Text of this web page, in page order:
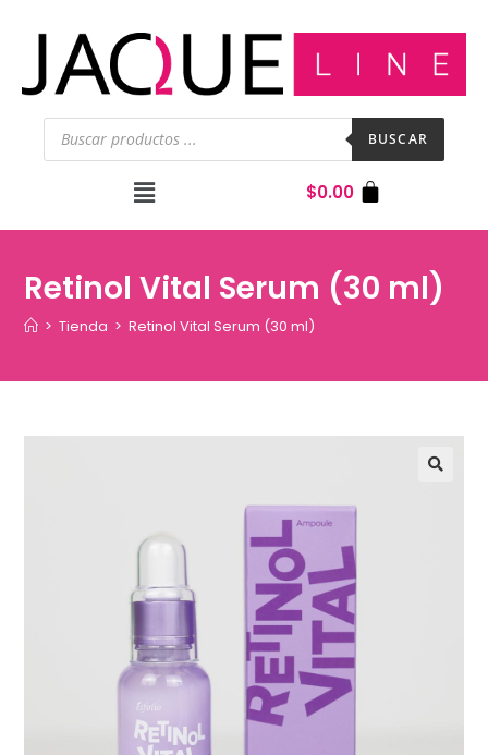
BUSCAR
$0.00
Retinol Vital Serum (30 ml)
> Tienda > Retinol Vital Serum (30 ml)